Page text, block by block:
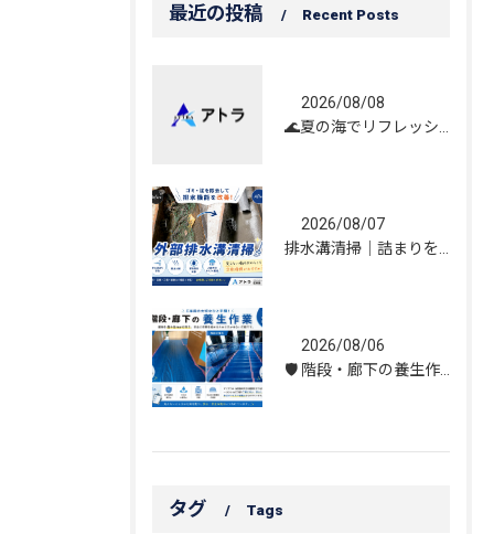
最近の投稿 Recent Posts
2026/08/08
2026/08/07
2026/08/06
タグ Tags